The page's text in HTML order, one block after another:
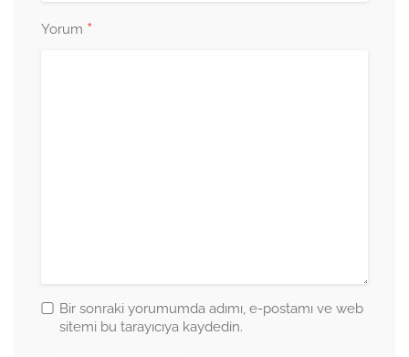
Yorum *
Bir sonraki yorumumda adımı, e-postamı ve web
sitemi bu tarayıcıya kaydedin.